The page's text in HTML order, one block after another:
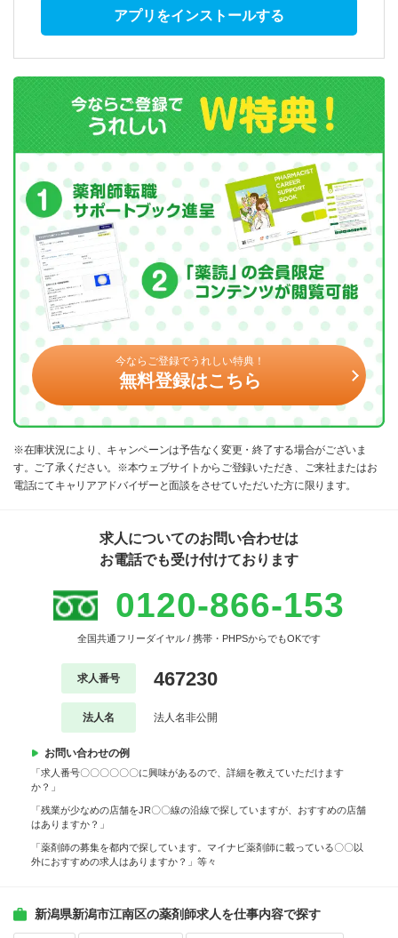
アプリをインストールする
今ならご登録でうれしい特典！
無料登録はこちら
※在庫状況により、キャンペーンは予告なく変更・終了する場合がございま
す。ご了承ください。※本ウェブサイトからご登録いただき、ご来社またはお
電話にてキャリアアドバイザーと面談をさせていただいた方に限ります。
求人についてのお問い合わせは
お電話でも受け付けております
0120-866-153
全国共通フリーダイヤル / 携帯・PHPSからでもOKです
求人番号 467230
法人名 法人名非公開
お問い合わせの例
「求人番号〇〇〇〇〇〇に興味があるので、詳細を教えていただけます
か？」
「残業が少なめの店舗をJR〇〇線の沿線で探していますが、おすすめの店舗
はありますか？」
「薬剤師の募集を都内で探しています。マイナビ薬剤師に載っている〇〇以
外におすすめの求人はありますか？」等々
新潟県新潟市江南区の薬剤師求人を仕事内容で探す